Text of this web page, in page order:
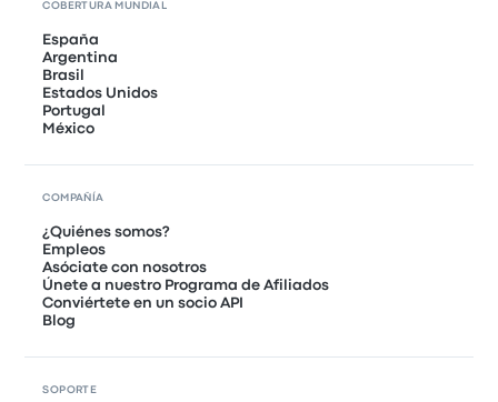
COBERTURA MUNDIAL
España
Argentina
Brasil
Estados Unidos
Portugal
México
COMPAÑÍA
¿Quiénes somos?
Empleos
Asóciate con nosotros
Únete a nuestro Programa de Afiliados
Conviértete en un socio API
Blog
SOPORTE